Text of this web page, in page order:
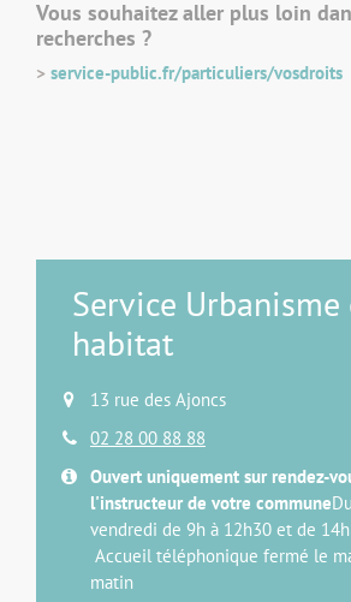
Vous souhaitez aller plus loin
recherches ?
> service-public.fr/particuliers/vosdroits
Service Urbanisme
habitat
13 rue des Ajoncs
02 28 00 88 88
Ouvert uniquement sur rendez-
l'instructeur de votre commune
vendredi de 9h à 12h30 et de
Accueil téléphonique fermé le
matin